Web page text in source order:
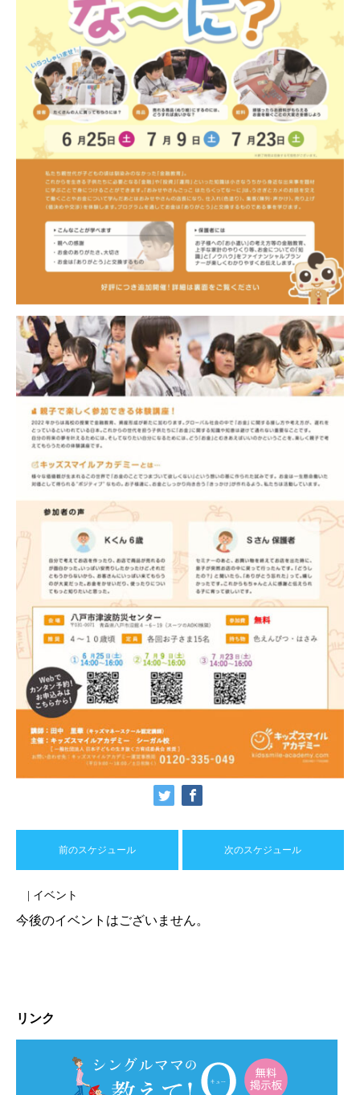
前のスケジュール 次のスケジュール
| イベント
今後のイベントはございません。
リンク